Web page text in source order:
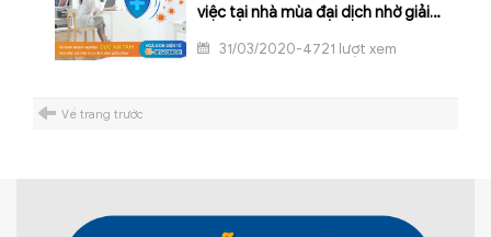
việc tại nhà mùa đại dịch nhờ giải
31/03/2020-4721 lượt xem
Về trang trước